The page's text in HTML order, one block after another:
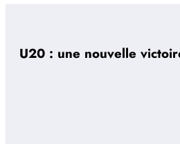
U20 : une nouvelle